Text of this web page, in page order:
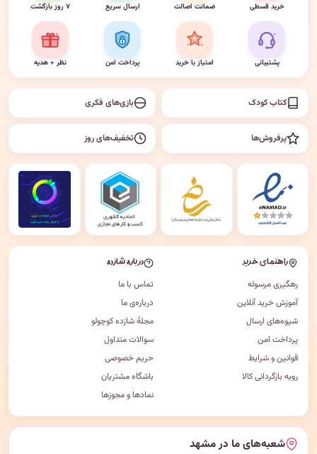
خرید قسطی ضمانت اصالت ارسال سریع ۷ روز بازگشت
پشتیبانی امتیاز با خرید پرداخت امن نظر + هدیه
کتاب کودک بازی‌های فکری
پرفروش‌ها تخفیف‌های روز
راهنمای خرید
رهگیری مرسوله
آموزش خرید آنلاین
شیوه‌های ارسال
پرداخت امن
قوانین و شرایط
رویه بازگردانی کالا
درباره شازده
تماس با ما
درباره‌ی ما
مجلهٔ شازده کوچولو
سوالات متداول
حریم خصوصی
باشگاه مشتریان
نمادها و مجوزها
شعبه‌های ما در مشهد